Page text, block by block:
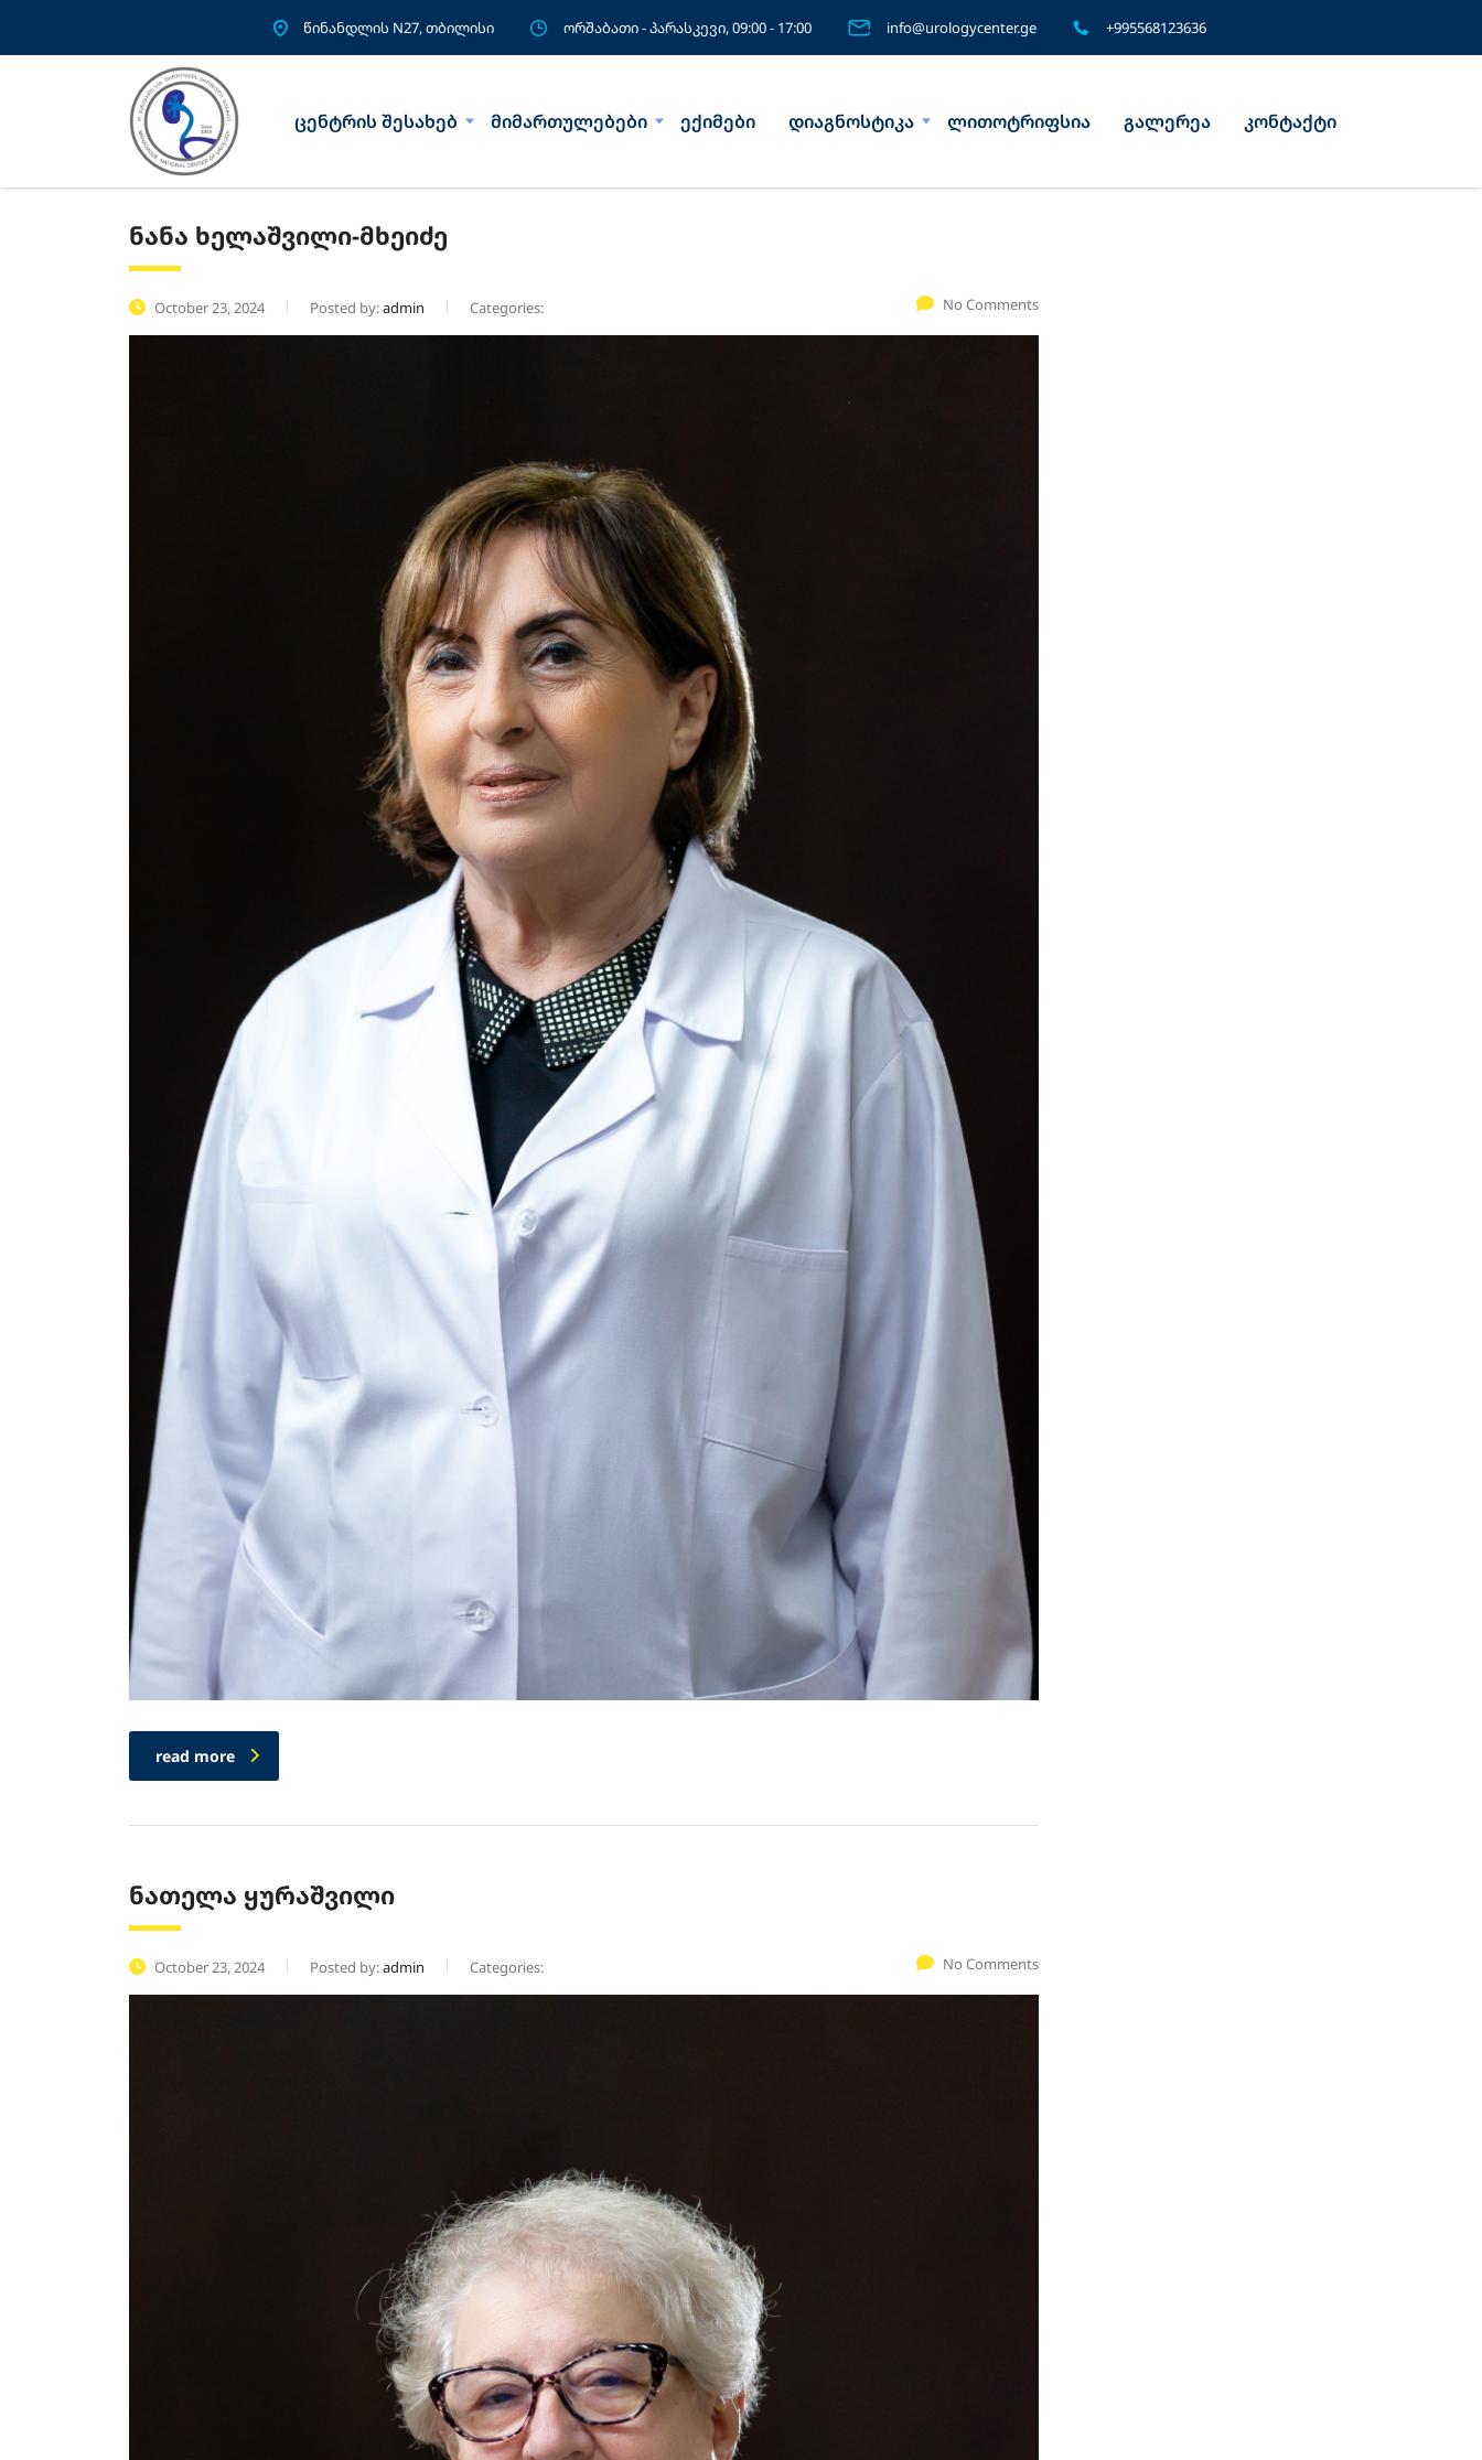
წინანდლის N27, თბილისი ორშაბათი - პარასკევი, 09:00 - 17:00 info@urologycenter.ge +995568123636
ცენტრის შესახებ მიმართულებები ექიმები დიაგნოსტიკა ლითოტრიფსია გალერეა კონტაქტი
ნანა ხელაშვილი-მხეიძე
October 23, 2024 Posted by:admin Categories: No Comments
read more
ნათელა ყურაშვილი
October 23, 2024 Posted by:admin Categories: No Comments